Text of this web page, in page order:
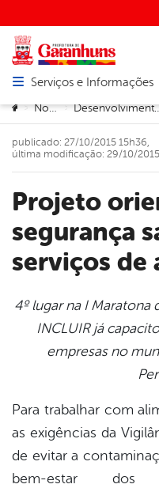
Abrir menu principal de
Serviços e Informações
Você está aqui:
> Notícias >
Projeto orienta MEIs sobre
segurança
serviços de
publicado: 27/10/2015 15h36,
última modificação: 29/10/
4º lugar na I
INCLUIR já
empresas no
Para trabalhar com
as exigências da
de evitar a
bem-estar dos